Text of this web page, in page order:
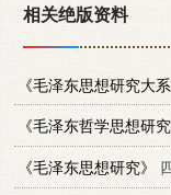
相关绝版资料
《毛泽东思想研究大
《毛泽东哲学思想研究
《毛泽东思想研究》